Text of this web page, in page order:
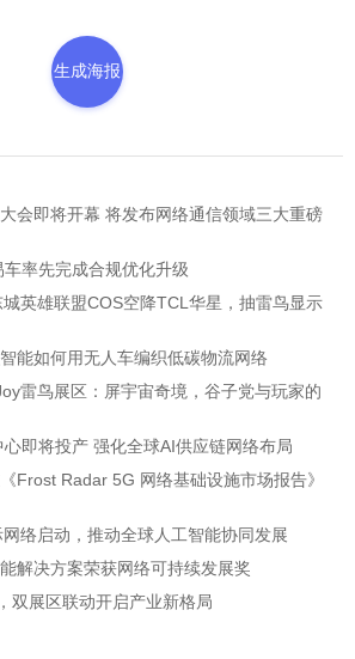
生成海报
会即将开幕 将发布网络通信领域三大重磅
率先完成合规优化升级
英雄联盟COS空降TCL华星，抽雷鸟显示
能如何用无人车编织低碳物流网络
雷鸟展区：屏宇宙奇境，谷子党与玩家的
即将投产 强化全球AI供应链网络布局
Frost Radar 5G 网络基础设施市场报告》
络启动，推动全球人工智能协同发展
解决方案荣获网络可持续发展奖
双展区联动开启产业新格局